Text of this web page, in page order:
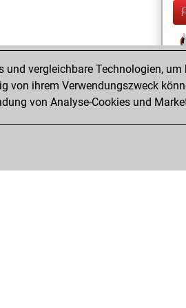
und vergleichbare Technologien,
von ihrem Verwendungszweck
von Analyse-Cookies und